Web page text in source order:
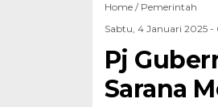
Home / Pemerintah
Sabtu, 4 Januari 2025 -
Pj
Sarana